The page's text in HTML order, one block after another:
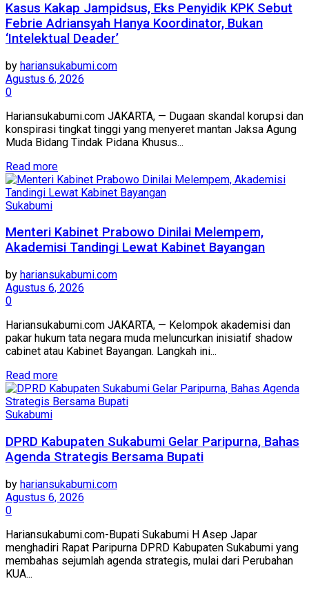
Kasus Kakap Jampidsus, Eks Penyidik KPK Sebut
Febrie Adriansyah Hanya Koordinator, Bukan
‘Intelektual Deader’
by hariansukabumi.com
Agustus 6, 2026
0
Hariansukabumi.com JAKARTA, — Dugaan skandal korupsi dan
konspirasi tingkat tinggi yang menyeret mantan Jaksa Agung
Muda Bidang Tindak Pidana Khusus...
Read more
Sukabumi
Menteri Kabinet Prabowo Dinilai Melempem,
Akademisi Tandingi Lewat Kabinet Bayangan
by hariansukabumi.com
Agustus 6, 2026
0
Hariansukabumi.com JAKARTA, — Kelompok akademisi dan
pakar hukum tata negara muda meluncurkan inisiatif shadow
cabinet atau Kabinet Bayangan. Langkah ini...
Read more
Sukabumi
DPRD Kabupaten Sukabumi Gelar Paripurna, Bahas
Agenda Strategis Bersama Bupati
by hariansukabumi.com
Agustus 6, 2026
0
Hariansukabumi.com-Bupati Sukabumi H Asep Japar
menghadiri Rapat Paripurna DPRD Kabupaten Sukabumi yang
membahas sejumlah agenda strategis, mulai dari Perubahan
KUA...